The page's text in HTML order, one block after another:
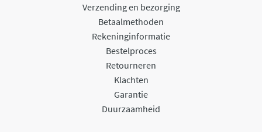
Verzending en bezorging
Betaalmethoden
Rekeninginformatie
Bestelproces
Retourneren
Klachten
Garantie
Duurzaamheid